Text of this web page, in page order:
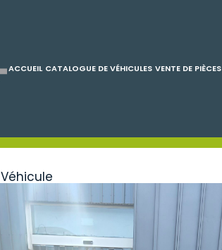
ACCUEIL CATALOGUE DE VÉHICULES VENTE DE PIÈCES
Véhicule